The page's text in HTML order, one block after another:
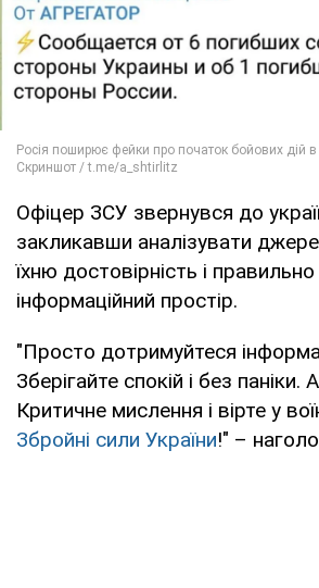
Офіцер ЗСУ звернувся до
закликавши аналізувати
їхню достовірність і
інформаційний простір.
"Просто дотримуйтеся
Зберігайте спокій і без паніки.
Критичне мислення і вірте у
Збройні сили України!" –